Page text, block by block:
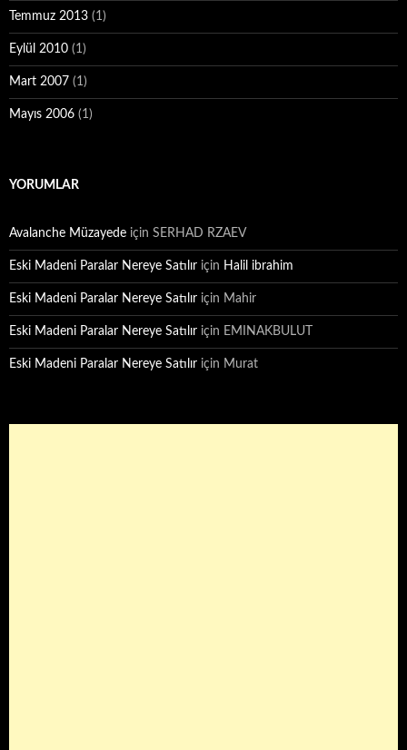
Temmuz 2013 (1)
Eylül 2010 (1)
Mart 2007 (1)
Mayıs 2006 (1)
YORUMLAR
Avalanche Müzayede için SERHAD RZAEV
Eski Madeni Paralar Nereye Satılır için Halil ibrahim
Eski Madeni Paralar Nereye Satılır için Mahir
Eski Madeni Paralar Nereye Satılır için EMINAKBULUT
Eski Madeni Paralar Nereye Satılır için Murat